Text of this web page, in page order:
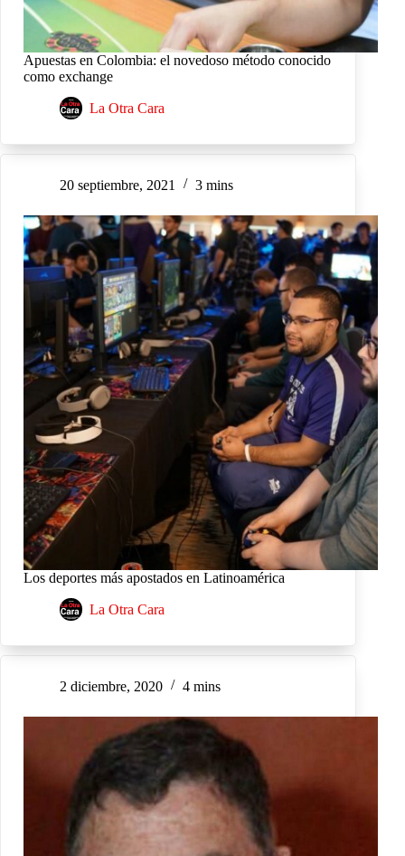
Apuestas en Colombia: el novedoso método conocido
como exchange
La Otra Cara
20 septiembre, 2021 3 mins
Los deportes más apostados en Latinoamérica
La Otra Cara
2 diciembre, 2020 4 mins